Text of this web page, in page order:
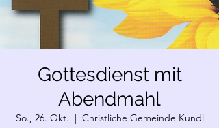
Gottesdienst mit
Abendmahl
So., 26. Okt.
  |
Christliche Gemeinde Kundl